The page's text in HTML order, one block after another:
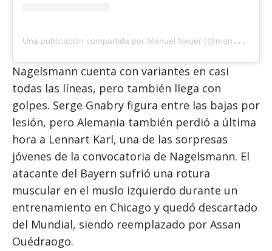
U
na publicación compartida por Manuel Neuer (@manuelneuer)
Nagelsmann cuenta con variantes en casi
todas las líneas, pero también llega con
golpes. Serge Gnabry figura entre las bajas por
lesión, pero Alemania también perdió a última
hora a Lennart Karl, una de las sorpresas
jóvenes de la convocatoria de Nagelsmann. El
atacante del Bayern sufrió una rotura
muscular en el muslo izquierdo durante un
entrenamiento en Chicago y quedó descartado
del Mundial, siendo reemplazado por Assan
Ouédraogo.